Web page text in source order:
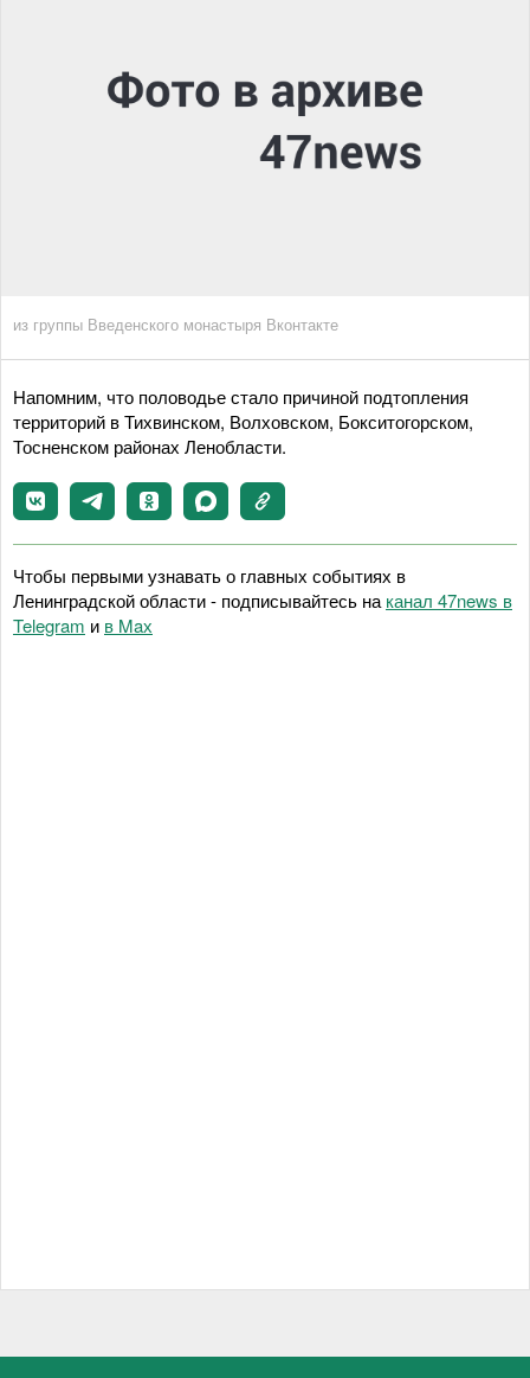
из группы Введенского монастыря Вконтакте
Напомним, что половодье стало причиной подтопления
территорий в Тихвинском, Волховском, Бокситогорском,
Тосненском районах Ленобласти.
Чтобы первыми узнавать о главных событиях в
Ленинградской области - подписывайтесь наканал 47news в
Telegram и в Maх